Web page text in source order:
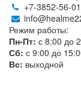
+7-3852-56-
Режим работы:
Пн-Пт: с 8:00 до
Сб: с 9:00 до
Вс: выходной